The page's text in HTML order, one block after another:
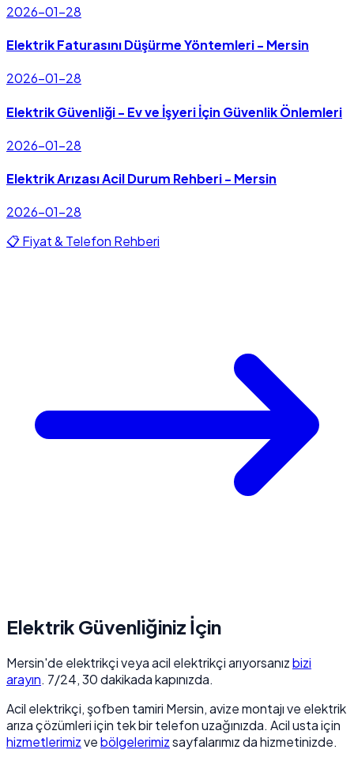
2026-01-28
Elektrik Faturasını Düşürme Yöntemleri - Mersin
2026-01-28
Elektrik Güvenliği - Ev ve İşyeri İçin Güvenlik Önlemleri
2026-01-28
Elektrik Arızası Acil Durum Rehberi - Mersin
2026-01-28
📋 Fiyat & Telefon Rehberi
Elektrik Güvenliğiniz İçin
Mersin'de elektrikçi veya acil elektrikçi arıyorsanızbizi
arayın. 7/24, 30 dakikada kapınızda.
Acil elektrikçi, şofben tamiri Mersin, avize montajı ve elektrik
arıza çözümleri için tek bir telefon uzağınızda. Acil usta için
hizmetlerimizvebölgelerimizsayfalarımız da hizmetinizde.